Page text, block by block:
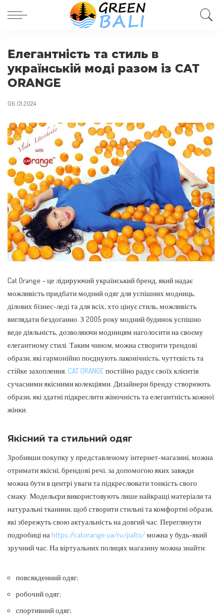
Елегантність та стиль в
українській моді разом із CAT
ORANGE
06.01.2024
Cat Orange – це лідируючий український бренд, який надає
можливість придбати модний одяг для успішних модниць,
ділових бізнес-леді та для всіх, хто цінує стиль, можливість
виглядати бездоганно. З 2005 року модний будинок успішно
веде діяльність, дозволяючи модницям наголосити на своєму
елегантному стилі. Таким чином, можна створити трендові
образи, які гармонійно поєднують лаконічність, чуттєвість та
стійке захоплення. CAT ORANGE постійно радує своїх клієнтів
сучасними якісними колекціями. Дизайнери бренду створюють
образи, які здатні підкреслити жіночність та елегантність кожної
жінки.
Якісний та стильний одяг
Зробивши покупку у представленому інтернет-магазині, можна
отримати якісні, брендові речі, за допомогою яких завжди
можна бути в центрі уваги та підкреслювати тонкість свого
смаку. Модельєри використовують лише найкращі матеріали та
натуральні тканини, щоб створити стильні та комфортні образи,
які збережуть свою актуальність на довгий час. Переглянути
подробиці на https://catorange.ua/ru/palto/можна у будь-який
зручний час. На віртуальних полицях магазину можна знайти:
повсякденний одяг;
робочий одяг;
спортивний одяг;